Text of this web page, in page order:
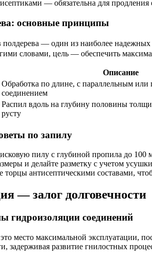
— обязательна для продления
основные принципы
полдерева — один из наиболее
словами, цель — обеспечить
Описание
Обработка по длине, с параллельным
соединением
Распил вдоль на глубину половины
русту
по запилу
пилу с глубиной пропила до 100
и делайте разметку с учетом
торцы антисептическими составами,
— залог долговечности
гидроизоляции соединений
место максимальной эксплуатации,
задерживая развитие гнилостных